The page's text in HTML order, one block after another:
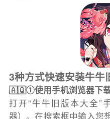
3种方式快速安装牛牛
🇦🇶①使用手机浏览器下
打开“牛牛旧版本大全”
器）。在搜索框中输入您